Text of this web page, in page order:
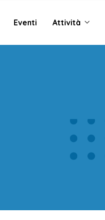
Eventi Attività